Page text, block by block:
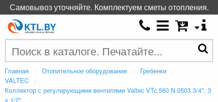
Главная Отопительное оборудование
Гребенки
VALTEC
Коллектор с регулирующими вентилями Valtec VTc.560.N.0503 3/4", 3
х 1/2"
Самовывоз уточняйте. Комплектуем сметы отопления.